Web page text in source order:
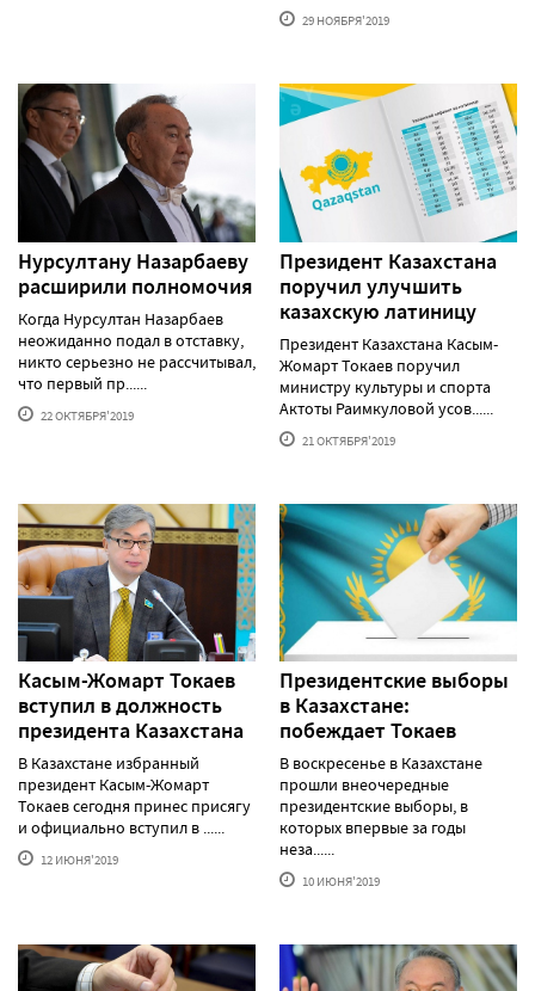
29 НОЯБРЯ'2019
Нурсултану Назарбаеву
расширили полномочия
Когда Нурсултан Назарбаев
неожиданно подал в отставку,
никто серьезно не рассчитывал,
что первый пр......
22 ОКТЯБРЯ'2019
Президент Казахстана
поручил улучшить
казахскую латиницу
Президент Казахстана Касым-
Жомарт Токаев поручил
министру культуры и спорта
Актоты Раимкуловой усов......
21 ОКТЯБРЯ'2019
Касым-Жомарт Токаев
вступил в должность
президента Казахстана
В Казахстане избранный
президент Касым-Жомарт
Токаев сегодня принес присягу
и официально вступил в ......
12 ИЮНЯ'2019
Президентские выборы
в Казахстане:
побеждает Токаев
В воскресенье в Казахстане
прошли внеочередные
президентские выборы, в
которых впервые за годы
неза......
10 ИЮНЯ'2019